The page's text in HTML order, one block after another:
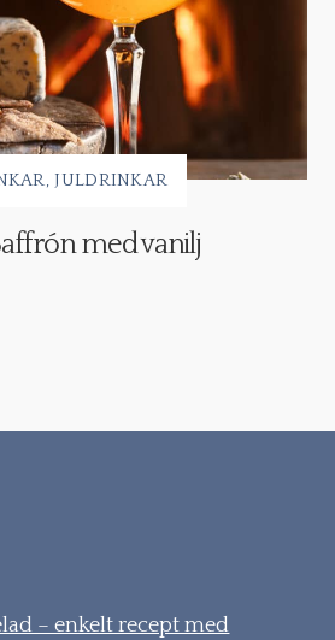
JULDRINKAR
med vanilj
– enkelt recept med